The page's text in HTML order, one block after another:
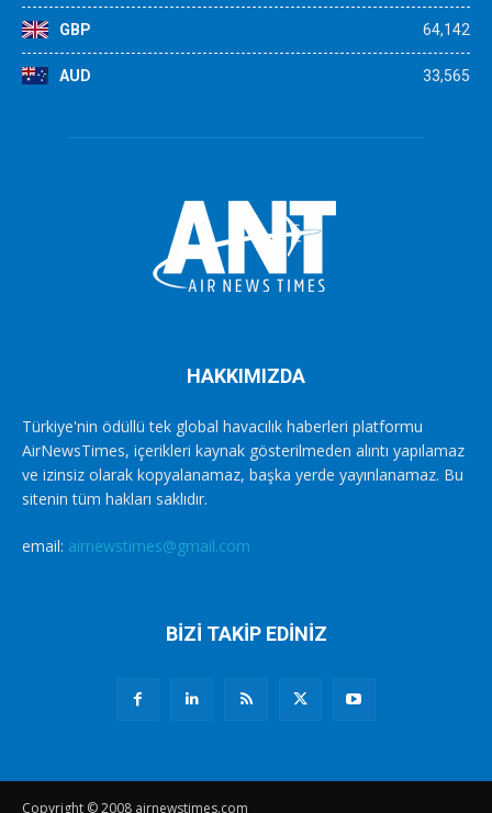
GBP 64,142
AUD 33,565
HAKKIMIZDA
Türkiye'nin ödüllü tek global havacılık haberleri platformu
AirNewsTimes, içerikleri kaynak gösterilmeden alıntı yapılamaz
ve izinsiz olarak kopyalanamaz, başka yerde yayınlanamaz. Bu
sitenin tüm hakları saklıdır.
email: airnewstimes@gmail.com
BİZİ TAKİP EDİNİZ
Copyright © 2008 airnewstimes.com